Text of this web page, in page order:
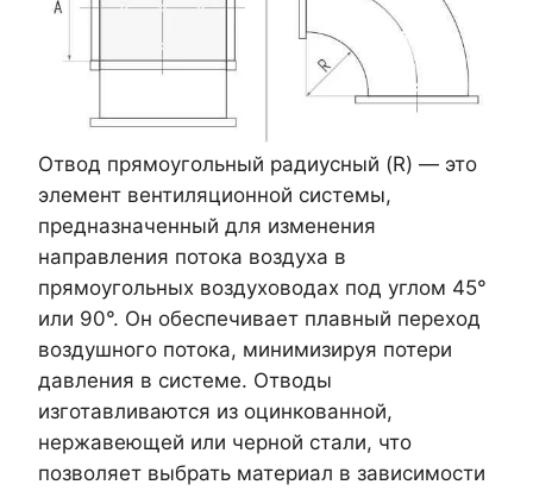
Отвод прямоугольный радиусный (R) — это
элемент вентиляционной системы,
предназначенный для изменения
направления потока воздуха в
прямоугольных воздуховодах под углом 45°
или 90°. Он обеспечивает плавный переход
воздушного потока, минимизируя потери
давления в системе. Отводы
изготавливаются из оцинкованной,
нержавеющей или черной стали, что
позволяет выбрать материал в зависимости